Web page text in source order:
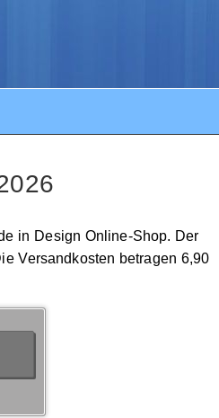
in Design Online-Shop. Der
Versandkosten betragen 6,90